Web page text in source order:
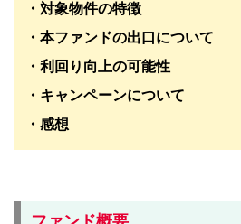
・対象物件の特徴
・本ファンドの出口について
・利回り向上の可能性
・キャンペーンについて
・感想